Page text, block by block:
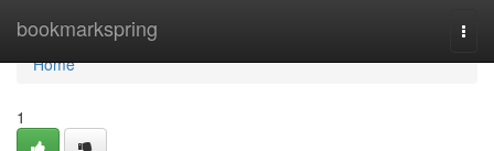
bookmarkspring
Home
Home
1